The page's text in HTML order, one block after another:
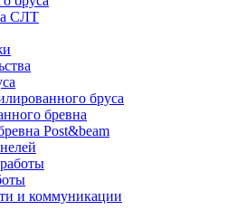
СЛТ
бруса
бревна
Post&beam
и коммуникации